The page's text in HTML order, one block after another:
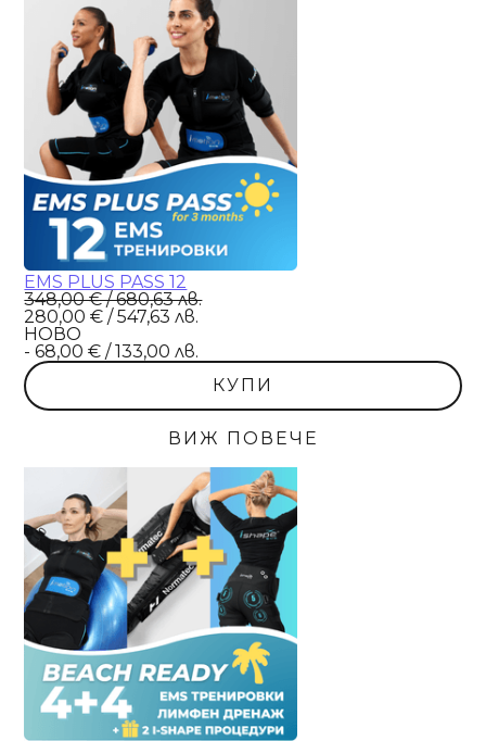
EMS PLUS PASS 12
348,00 € / 680,63 лв.
280,00 € / 547,63 лв.
НОВО
- 68,00 € / 133,00 лв.
КУПИ
ВИЖ ПОВЕЧЕ